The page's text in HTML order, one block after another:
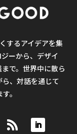
するアイデアを集
ーから、デザイ
で。世界中に散ら
、対話を通じて
。